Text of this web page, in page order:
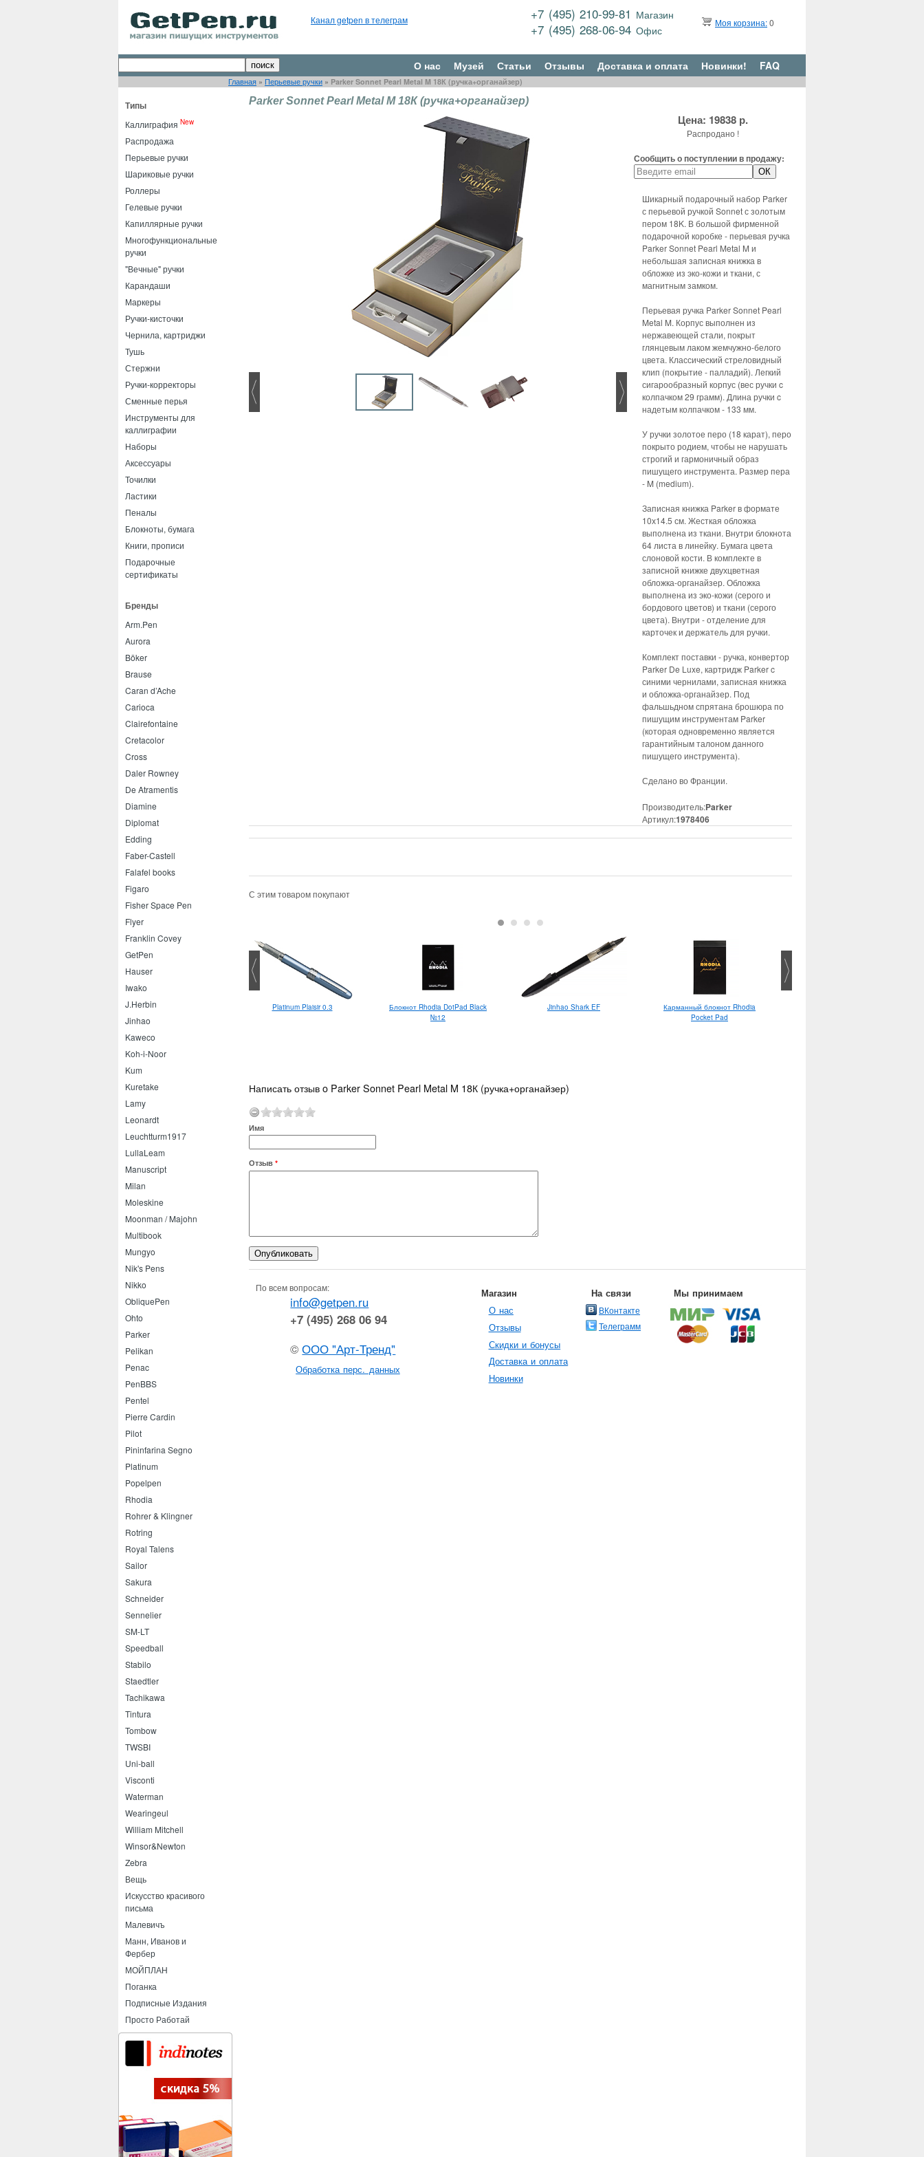
Канал getpen в телеграм +7 (495) 210-99-81 Магазин
+7 (495) 268-06-94Офис
Моя корзина:0
О нас Музей Статьи Отзывы Доставка и оплата Новинки! FAQ
Главная » Перьевые ручки » Parker Sonnet Pearl Metal M 18К (ручка+органайзер)
Типы
Каллиграфия New
Распродажа
Перьевые ручки
Шариковые ручки
Роллеры
Гелевые ручки
Капиллярные ручки
Многофункциональные
ручки
"Вечные" ручки
Карандаши
Маркеры
Ручки-кисточки
Чернила, картриджи
Тушь
Стержни
Ручки-корректоры
Сменные перья
Инструменты для
каллиграфии
Наборы
Аксессуары
Точилки
Ластики
Пеналы
Блокноты, бумага
Книги, прописи
Подарочные
сертификаты
Бренды
Arm.Pen
Aurora
Böker
Brause
Caran d’Ache
Carioca
Clairefontaine
Cretacolor
Cross
Daler Rowney
De Atramentis
Diamine
Diplomat
Edding
Faber-Castell
Falafel books
Figaro
Fisher Space Pen
Flyer
Franklin Covey
GetPen
Hauser
Iwako
J.Herbin
Jinhao
Kaweco
Koh-i-Noor
Kum
Kuretake
Lamy
Leonardt
Leuchtturm1917
LullaLeam
Manuscript
Milan
Moleskine
Moonman / Majohn
Multibook
Mungyo
Nik's Pens
Nikko
ObliquePen
Ohto
Parker
Pelikan
Penac
PenBBS
Pentel
Pierre Cardin
Pilot
Pininfarina Segno
Platinum
Popelpen
Rhodia
Rohrer & Klingner
Rotring
Royal Talens
Sailor
Sakura
Schneider
Sennelier
SM-LT
Speedball
Stabilo
Staedtler
Tachikawa
Tintura
Tombow
TWSBI
Uni-ball
Visconti
Waterman
Wearingeul
William Mitchell
Winsor&Newton
Zebra
Вещь
Искусство красивого
письма
Малевичъ
Манн, Иванов и
Фербер
МОЙПЛАН
Поганка
Подписные Издания
Просто Работай
Parker Sonnet Pearl Metal M 18К (ручка+органайзер)
Цена: 19838 р.
Распродано !
Сообщить о поступлении в продажу:
Шикарный подарочный набор Parker
с перьевой ручкой Sonnet с золотым
пером 18K. В большой фирменной
подарочной коробке - перьевая ручка
Parker Sonnet Pearl Metal M и
небольшая записная книжка в
обложке из эко-кожи и ткани, с
магнитным замком.
Перьевая ручка Parker Sonnet Pearl
Metal M. Корпус выполнен из
нержавеющей стали, покрыт
глянцевым лаком жемчужно-белого
цвета. Классический стреловидный
клип (покрытие - палладий). Легкий
сигарообразный корпус (вес ручки c
колпачком 29 грамм). Длина ручки c
надетым колпачком - 133 мм.
У ручки золотое перо (18 карат), перо
покрыто родием, чтобы не нарушать
строгий и гармоничный образ
пишущего инструмента. Размер пера
- M (medium).
Записная книжка Parker в формате
10х14.5 см. Жесткая обложка
выполнена из ткани. Внутри блокнота
64 листа в линейку. Бумага цвета
слоновой кости. В комплекте в
записной книжке двухцветная
обложка-органайзер. Обложка
выполнена из эко-кожи (серого и
бордового цветов) и ткани (серого
цвета). Внутри - отделение для
карточек и держатель для ручки.
Комплект поставки - ручка, конвертор
Parker De Luxe, картридж Parker c
синими чернилами, записная книжка
и обложка-органайзер. Под
фальшьдном спрятана брошюра по
пишущим инструментам Parker
(которая одновременно является
гарантийным талоном данного
пишущего инструмента).
Сделано во Франции.
Производитель:Parker
Артикул:1978406
С этим товаром покупают
Блокнот на спирали Rhodia
Platinum Plaisir 0.3
Блокнот Rhodia DotPad Black
№12
Jinhao Shark EF
Карманный блокнот Rhodia
Pocket Pad
Написать отзыв o Parker Sonnet Pearl Metal M 18К (ручка+органайзер)
Имя
Отзыв *
По всем вопросам:
info@getpen.ru
+7 (495) 268 06 94
©ООО "Арт-Тренд"
Обработка перс. данных
Магазин
О нас
Отзывы
Скидки и бонусы
Доставка и оплата
Новинки
На связи
ВКонтакте
Телеграмм
Мы принимаем